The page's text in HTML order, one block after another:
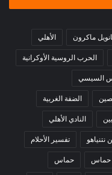
ماكرون الأهلي
الحرب الروسية الأوكرانية
السيسي
الضفة الغربية
النادي الأهلي
نتنياهو تفسير الأحلام
حماس حماس